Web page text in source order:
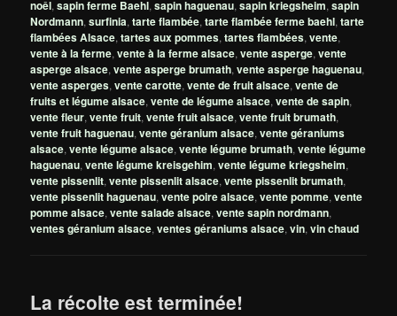
noêl,sapin ferme Baehl,sapin haguenau,sapin kriegsheim,sapin
Nordmann,surfinia,tarte flambée,tarte flambée ferme baehl,tarte
flambées Alsace,tartes aux pommes,tartes flambées,vente,
vente à la ferme,vente à la ferme alsace,vente asperge,vente
asperge alsace,vente asperge brumath,vente asperge haguenau,
vente asperges,vente carotte,vente de fruit alsace,vente de
fruits et légume alsace,vente de légume alsace,vente de sapin,
vente fleur,vente fruit,vente fruit alsace,vente fruit brumath,
vente fruit haguenau,vente géranium alsace,vente géraniums
alsace,vente légume alsace,vente légume brumath,vente légume
haguenau,vente légume kreisgehim,vente légume kriegsheim,
vente pissenlit,vente pissenlit alsace,vente pissenlit brumath,
vente pissenlit haguenau,vente poire alsace,vente pomme,vente
pomme alsace,vente salade alsace,vente sapin nordmann,
ventes géranium alsace,ventes géraniums alsace,vin,vin chaud
La récolte est terminée!